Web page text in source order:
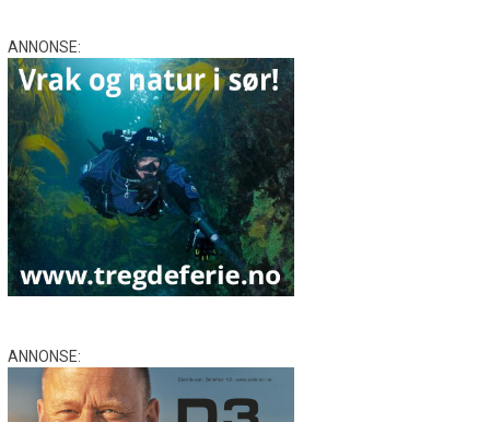
ANNONSE:
ANNONSE: